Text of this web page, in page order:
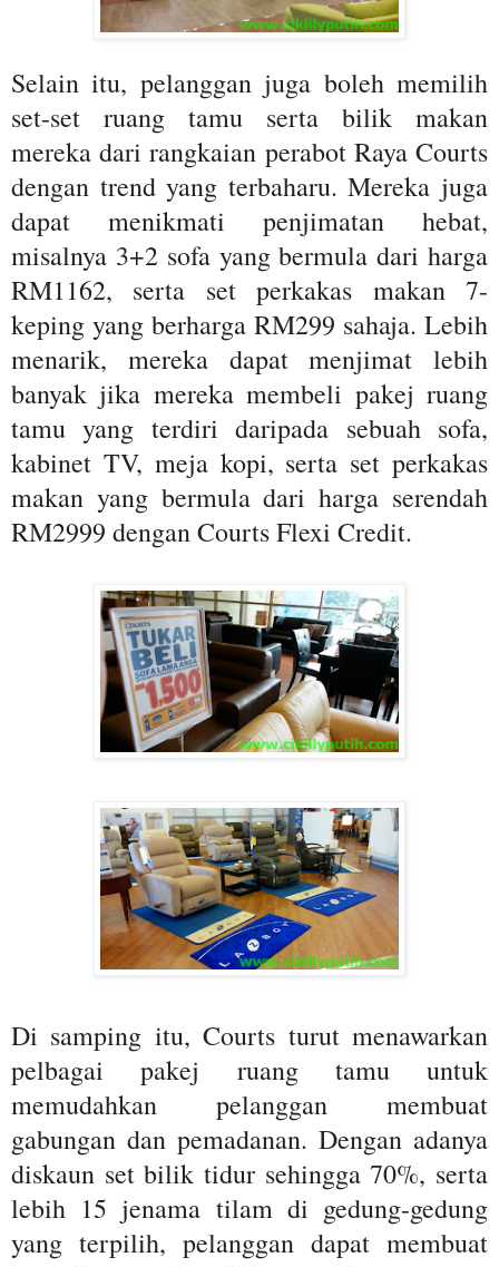
Selain itu, pelanggan juga boleh memilih
set-set ruang tamu serta bilik makan
mereka dari rangkaian perabot Raya Courts
dengan trend yang terbaharu. Mereka juga
dapat menikmati penjimatan hebat,
misalnya 3+2 sofa yang bermula dari harga
RM1162, serta set perkakas makan 7-
keping yang berharga RM299 sahaja. Lebih
menarik, mereka dapat menjimat lebih
banyak jika mereka membeli pakej ruang
tamu yang terdiri daripada sebuah sofa,
kabinet TV, meja kopi, serta set perkakas
makan yang bermula dari harga serendah
RM2999 dengan Courts Flexi Credit.
Di samping itu, Courts turut menawarkan
pelbagai pakej ruang tamu untuk
memudahkan pelanggan membuat
gabungan dan pemadanan. Dengan adanya
diskaun set bilik tidur sehingga 70%, serta
lebih 15 jenama tilam di gedung-gedung
yang terpilih, pelanggan dapat membuat